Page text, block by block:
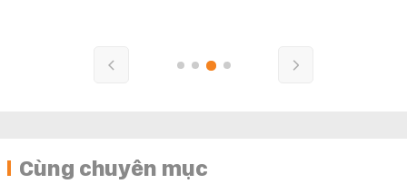
Cùng chuyên mục